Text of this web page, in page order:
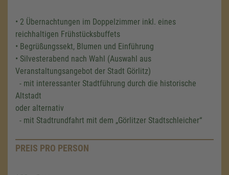
• 2 Übernachtungen im Doppelzimmer inkl. eines
reichhaltigen Frühstücksbuffets
• Begrüßungssekt, Blumen und Einführung
• Silvesterabend nach Wahl (Auswahl aus
Veranstaltungsangebot der Stadt Görlitz)
- mit interessanter Stadtführung durch die historische
Altstadt
oder alternativ
- mit Stadtrundfahrt mit dem „Görlitzer Stadtschleicher“
PREIS PRO PERSON